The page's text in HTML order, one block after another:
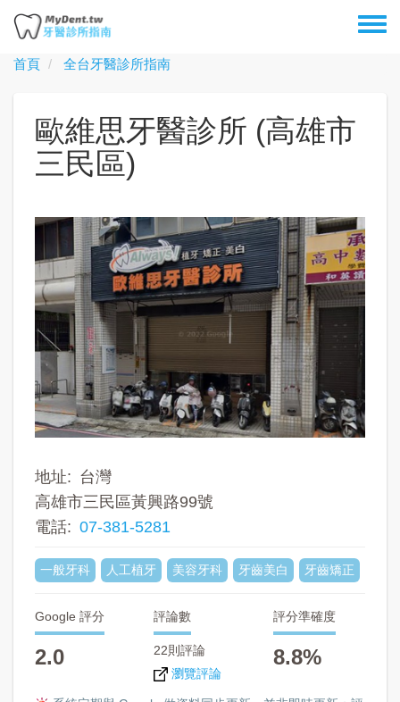
移
主首頁 全台牙醫診所指南
歐維思牙醫診所 (高雄市
三民區)
地址
台灣
高雄市三民區黃興路99號
電話
07-381-5281
一般牙科 人工植牙 美容牙科 牙齒美白 牙齒矯正
Google 評分
2.0
評論數
22則評論
瀏覽評論
評分準確度
8.8%